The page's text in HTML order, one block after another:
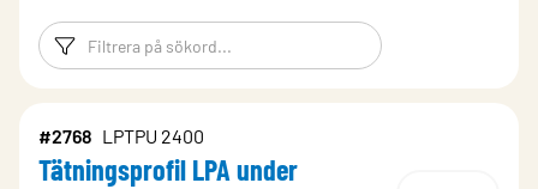
Filtreringsord Filtrera
#2768 LPTPU 2400
Tätningsprofil LPA under